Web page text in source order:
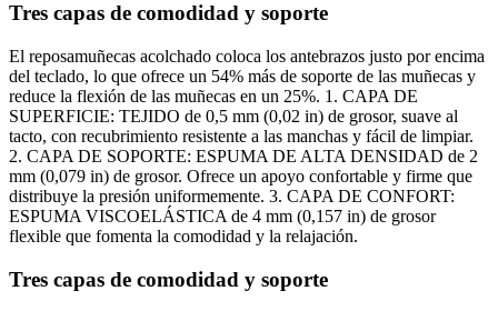
Tres capas de comodidad y soporte
El reposamuñecas acolchado coloca los antebrazos justo por encima
del teclado, lo que ofrece un 54% más de soporte de las muñecas y
reduce la flexión de las muñecas en un 25%. 1. CAPA DE
SUPERFICIE: TEJIDO de 0,5 mm (0,02 in) de grosor, suave al
tacto, con recubrimiento resistente a las manchas y fácil de limpiar.
2. CAPA DE SOPORTE: ESPUMA DE ALTA DENSIDAD de 2
mm (0,079 in) de grosor. Ofrece un apoyo confortable y firme que
distribuye la presión uniformemente. 3. CAPA DE CONFORT:
ESPUMA VISCOELÁSTICA de 4 mm (0,157 in) de grosor
flexible que fomenta la comodidad y la relajación.
Tres capas de comodidad y soporte